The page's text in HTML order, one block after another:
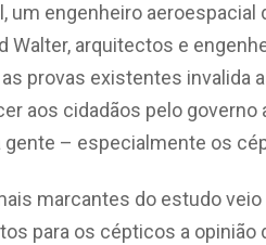
um engenheiro aeroespacial
Walter, arquitectos e
provas existentes invalida
aos cidadãos pelo
gente – especialmente os
marcantes do estudo
para os cépticos a opinião